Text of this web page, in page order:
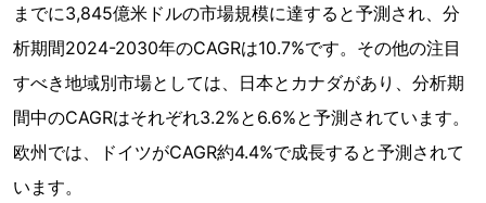
までに3,845億米ドルの市場規模に達すると予測され、分
析期間2024-2030年のCAGRは10.7%です。その他の注目
すべき地域別市場としては、日本とカナダがあり、分析期
間中のCAGRはそれぞれ3.2%と6.6%と予測されています。
欧州では、ドイツがCAGR約4.4%で成長すると予測されて
います。